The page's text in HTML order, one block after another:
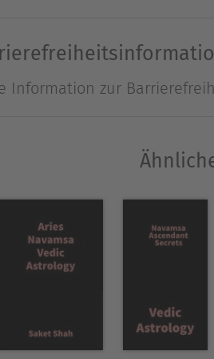
Information zur